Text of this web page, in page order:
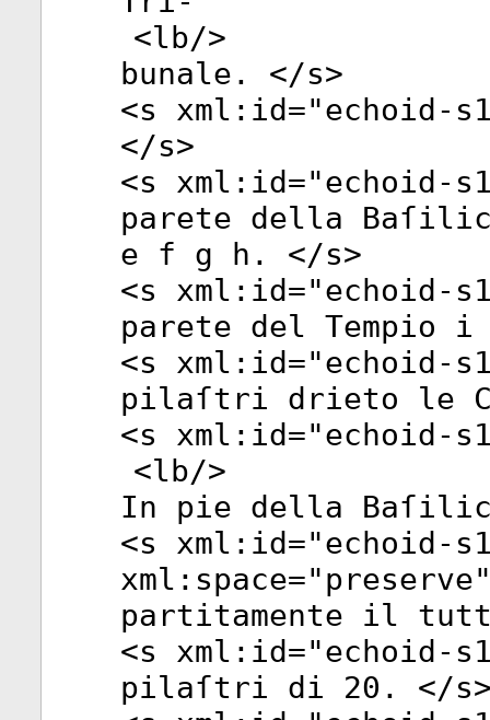
<lb/>
bunale. </s>
<s xml:id="echoid-
</s>
<s xml:id="echoid-
parete della
e f g h. </s>
<s xml:id="echoid-
parete del Tempio
<s xml:id="echoid-
pilaſtri drieto le
<s xml:id="echoid-
<lb/>
In pie della
<s xml:id="echoid-
xml:space="preserve
partitamente il
<s xml:id="echoid-
pilaſtri di 20. </s